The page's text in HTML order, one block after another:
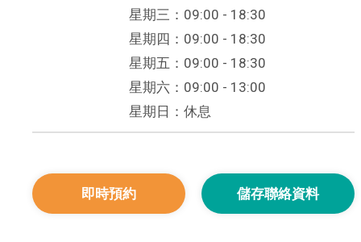
星期三：09:00 - 18:30
星期四：09:00 - 18:30
星期五：09:00 - 18:30
星期六：09:00 - 13:00
星期日：休息
即時預約 儲存聯絡資料